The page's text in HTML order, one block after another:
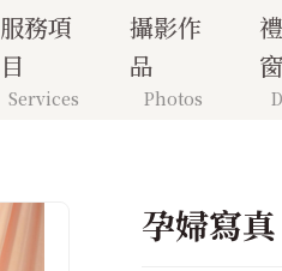
服務項
目
Services
攝影作
品
Photos
窗
孕婦寫真